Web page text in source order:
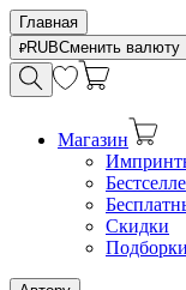
Главная
RUBСменить валюту
Магазин
Скидки
Подборки